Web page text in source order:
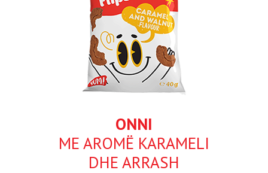
ONNI
ME AROMË KARAMELI
DHE ARRASH